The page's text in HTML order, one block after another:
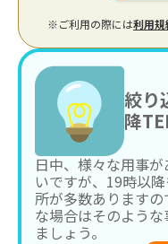
※ご利用の際には利用規
絞り
降
日中、様々な用事
いですが、19時以
所が多数あります
な場合はそのよう
ましょう。